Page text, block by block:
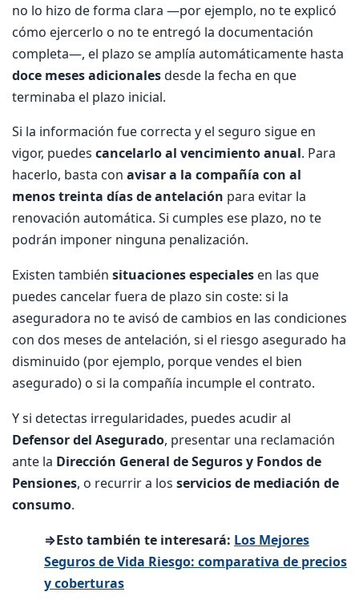
no lo hizo de forma clara —por ejemplo, no te explicó
cómo ejercerlo o no te entregó la documentación
completa—, el plazo se amplía automáticamente hasta
doce meses adicionalesdesde la fecha en que
terminaba el plazo inicial.
Si la información fue correcta y el seguro sigue en
vigor, puedes cancelarlo al vencimiento anual. Para
hacerlo, basta con avisar a la compañía con al
menos treinta días de antelación para evitar la
renovación automática. Si cumples ese plazo, no te
podrán imponer ninguna penalización.
Existen también situaciones especiales en las que
puedes cancelar fuera de plazo sin coste: si la
aseguradora no te avisó de cambios en las condiciones
con dos meses de antelación, si el riesgo asegurado ha
disminuido (por ejemplo, porque vendes el bien
asegurado) o si la compañía incumple el contrato.
Y si detectas irregularidades, puedes acudir al
Defensor del Asegurado, presentar una reclamación
ante la Dirección General de Seguros y Fondos de
Pensiones, o recurrir a los servicios de mediación de
consumo.
⇒Esto también te interesará: Los Mejores
Seguros de Vida Riesgo: comparativa de precios
y coberturas